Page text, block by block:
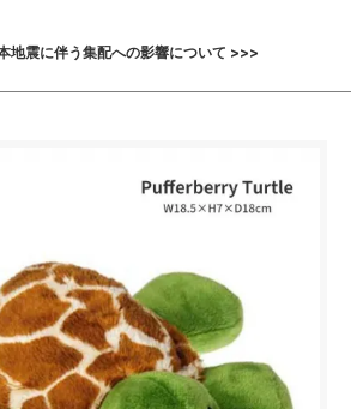
地震に伴う集配への影響について >>>